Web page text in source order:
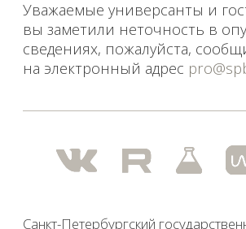
опубликованы архивные материалы с упоминанием
физических и юридических лиц, включенных
Министерством юстиции Российской Федерации в реестр
иностранных агентов, а также организаций, признанных
экстремистскими и запрещенных на территории
Российской Федерации.